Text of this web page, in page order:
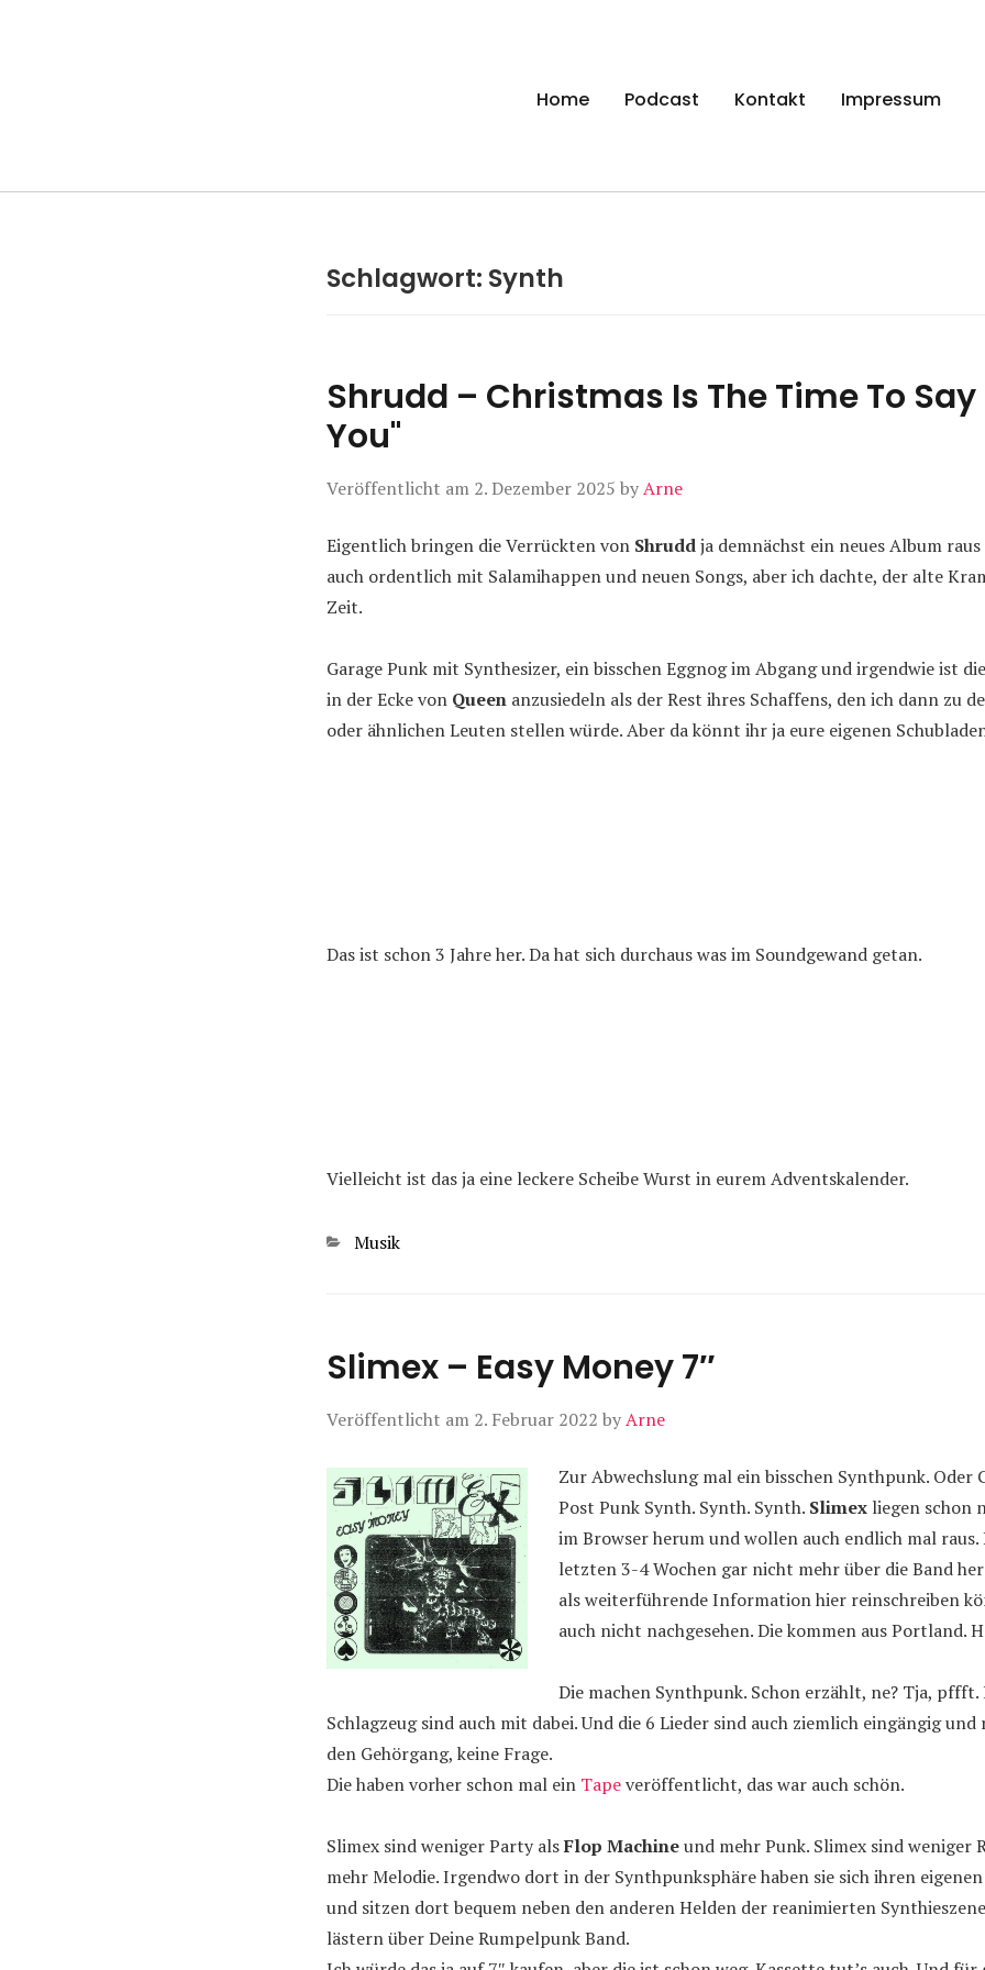
Manierenversagen
Home Podcast Kontakt Impressum
Schlagwort: Synth
Shrudd – Christmas Is The Time To Say
You"
Veröffentlicht am 2. Dezember 2025 byArne
Eigentlich bringen die Verrückten von Shruddja demnächst ein neues Album
auch ordentlich mit Salamihappen und neuen Songs, aber ich dachte, der alte
Zeit.
Garage Punk mit Synthesizer, ein bisschen Eggnog im Abgang und irgendwie ist
in der Ecke von Queen anzusiedeln als der Rest ihres Schaffens, den ich dann zu
oder ähnlichen Leuten stellen würde. Aber da könnt ihr ja eure eigenen
Das ist schon 3 Jahre her. Da hat sich durchaus was im Soundgewand getan.
Vielleicht ist das ja eine leckere Scheibe Wurst in eurem Adventskalender.
Kategorien
Musik
Slimex – Easy Money 7″
Veröffentlicht am 2. Februar 2022 byArne
Zur Abwechslung mal ein bisschen Synthpunk. Oder
Post Punk Synth. Synth. Synth. Slimex liegen schon
im Browser herum und wollen auch endlich mal raus.
letzten 3-4 Wochen gar nicht mehr über die Band
als weiterführende Information hier reinschreiben
auch nicht nachgesehen. Die kommen aus Portland.
Die machen Synthpunk. Schon erzählt, ne? Tja,
Schlagzeug sind auch mit dabei. Und die 6 Lieder sind auch ziemlich eingängig
den Gehörgang, keine Frage.
Die haben vorher schon mal ein Tapeveröffentlicht, das war auch schön.
Slimex sind weniger Party alsFlop Machineund mehr Punk. Slimex sind weniger
mehr Melodie. Irgendwo dort in der Synthpunksphäre haben sie sich ihren
und sitzen dort bequem neben den anderen Helden der reanimierten
lästern über Deine Rumpelpunk Band.